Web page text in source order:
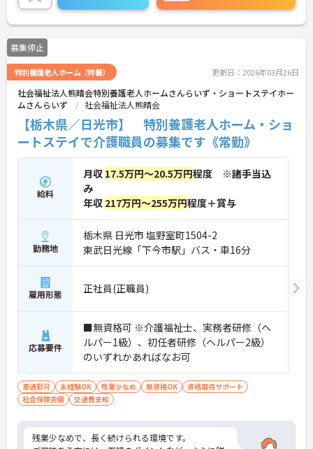
募集停止
特別養護老人ホーム（特養） 更新日：2026年03月26日
社会福祉法人熊晴会特別養護老人ホームさんらいず・ショートステイホー
ムさんらいず
社会福祉法人熊晴会
【栃木県／日光市】 特別養護老人ホーム・ショ
ートステイで介護職員の募集です《常勤》
給料
月収 17.5万円～20.5万円程度 ※諸手当込
み
年収 217万円～255万円程度＋賞与
勤務地
栃木県 日光市 塩野室町1504-2
東武日光線「下今市駅」バス・車16分
雇用形態 正社員(正職員)
応募要件
■無資格可 ※介護福祉士、実務者研修（ヘ
ルパー1級）、初任者研修（ヘルパー2級）
のいずれかあればなお可
車通勤可 未経験OK 残業少なめ 無資格OK
資格取得サポート
社会保険完備
交通費支給
残業少なめで、長く続けられる環境です。